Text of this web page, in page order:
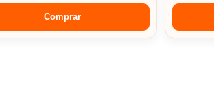
Comprar